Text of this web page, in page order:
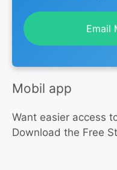
Email
Mobil app
Want easier access
Download the Free